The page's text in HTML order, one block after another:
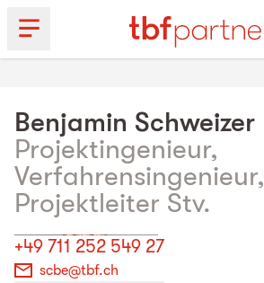
Benjamin Schweizer
Projektingenieur,
Verfahrensingenieur,
Projektleiter Stv.
+49 711 252 549 27
scbe@tbf.ch